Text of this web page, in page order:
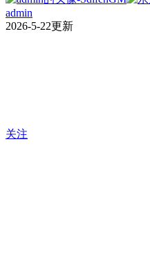
admin
2026-5-22更新
关注